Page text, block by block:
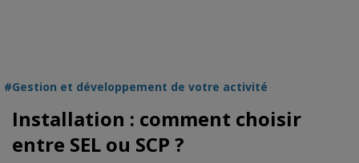
Gestion et développement de votre activité
Installation : comment choisir
entre SEL ou SCP ?